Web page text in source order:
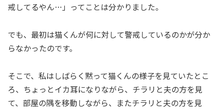
戒してるやん…」ってことは分かりました。
でも、最初は猫くんが何に対して警戒しているのかが分か
らなかったのです。
そこで、私はしばらく黙って猫くんの様子を見ていたとこ
ろ、ちょっとイカ耳になりながら、チラリと夫の方を見
て、部屋の隅を移動しながら、またチラリと夫の方を見